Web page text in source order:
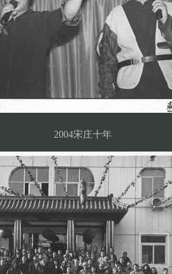
2004宋庄十年